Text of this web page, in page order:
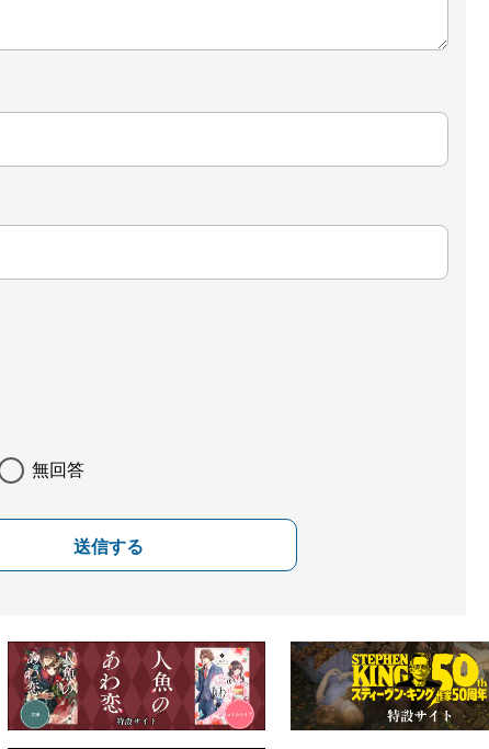
無回答
送信する